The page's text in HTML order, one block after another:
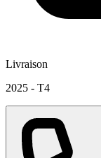
Livraison
2025 - T4